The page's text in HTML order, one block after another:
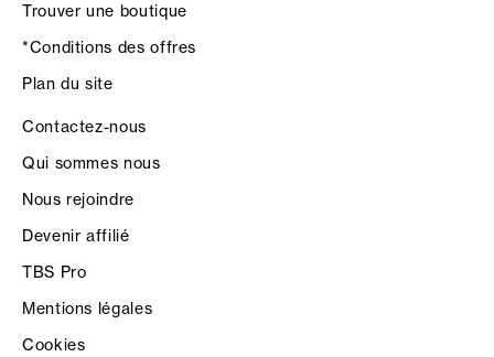
Trouver une boutique
*Conditions des offres
Plan du site
Contactez-nous
Qui sommes nous
Nous rejoindre
Devenir affilié
TBS Pro
Mentions légales
Cookies